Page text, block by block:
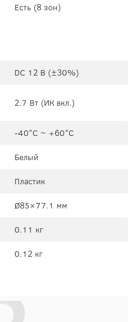
Есть (8 зон)
DC 12 В (±30%)
2.7 Вт (ИК вкл.)
-40°C ~ +60°C
Белый
Пластик
Ø85×77.1 мм
0.11 кг
0.12 кг